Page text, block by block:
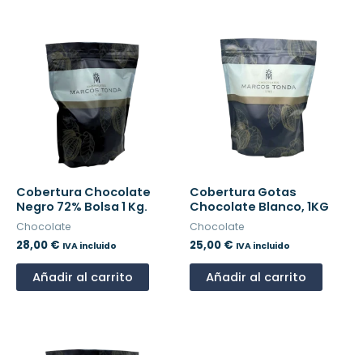
Cobertura Chocolate
Negro 72% Bolsa 1 Kg.
Chocolate
28,00 € IVA incluido
Añadir al carrito
Cobertura Gotas
Chocolate Blanco, 1KG
Chocolate
25,00 € IVA incluido
Añadir al carrito